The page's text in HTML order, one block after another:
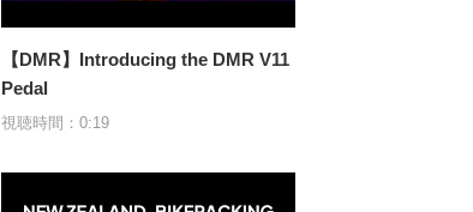
【DMR】Introducing the DMR V11
Pedal
視聴時間：0:19